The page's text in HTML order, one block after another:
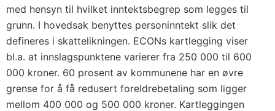
med hensyn til hvilket inntektsbegrep som legges til
grunn. I hovedsak benyttes personinntekt slik det
defineres i skattelikningen. ECONs kartlegging viser
bl.a. at innslagspunktene varierer fra 250 000 til 600
000 kroner. 60 prosent av kommunene har en øvre
grense for å få redusert foreldrebetaling som ligger
mellom 400 000 og 500 000 kroner. Kartleggingen